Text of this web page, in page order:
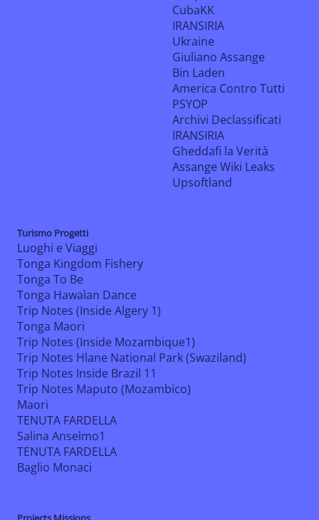
CubaKK
IRANSIRIA
Ukraine
Giuliano Assange
Bin Laden
America Contro Tutti
PSYOP
Archivi Declassificati
IRANSIRIA
Gheddafi la Verità
Assange Wiki Leaks
Upsoftland
Turismo Progetti
Luoghi e Viaggi
Tonga Kingdom Fishery
Tonga To Be
Tonga Hawaìan Dance
Trip Notes (Inside Algery 1)
Tonga Maori
Trip Notes (Inside Mozambique1)
Trip Notes Hlane National Park (Swaziland)
Trip Notes Inside Brazil 11
Trip Notes Maputo (Mozambico)
Maori
TENUTA FARDELLA
Salina Anselmo1
TENUTA FARDELLA
Baglio Monaci